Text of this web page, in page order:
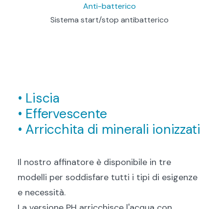
Anti-batterico
Sistema start/stop antibatterico
• Liscia
• Effervescente
• Arricchita di minerali ionizzati
Il nostro affinatore è disponibile in tre
modelli per soddisfare tutti i tipi di esigenze
e necessità.